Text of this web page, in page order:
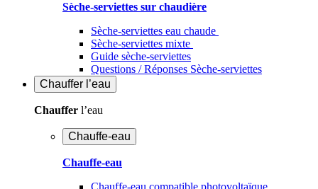
Sèche-serviettes sur chaudière
Sèche-serviettes eau chaude
Sèche-serviettes mixte
Guide sèche-serviettes
Questions / Réponses Sèche-serviettes
Chauffer l’eau
Chauffer l’eau
Chauffe-eau
Chauffe-eau